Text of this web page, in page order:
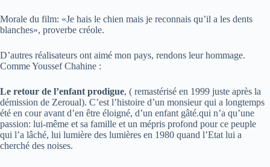
Morale du film: «Je hais le chien mais je reconnais qu’il a les dents
blanches», proverbe créole.
D’autres réalisateurs ont aimé mon pays, rendons leur hommage.
Comme Youssef Chahine :
Le retour de l’enfant prodigue, ( remastérisé en 1999 juste après la
démission de Zeroual). C’est l’histoire d’un monsieur qui a longtemps
été en cour avant d’en être éloigné, d’un enfant gâté.qui n’a qu’une
passion: lui-même et sa famille et un mépris profond pour ce peuple
qui l’a lâché, lui lumière des lumières en 1980 quand l’Etat lui a
cherché des noises.